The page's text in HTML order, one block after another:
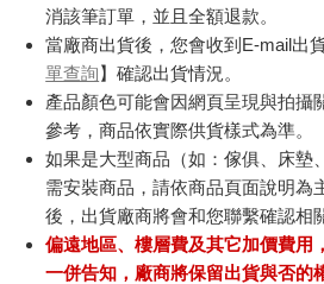
消該筆訂單，並且全額退款。
當廠商出貨後，您會收到E-mail出
單查詢】確認出貨情況。
產品顏色可能會因網頁呈現與拍攝
參考，商品依實際供貨樣式為準。
如果是大型商品（如：傢俱、床墊
需安裝商品，請依商品頁面說明為
後，出貨廠商將會和您聯繫確認相
偏遠地區、樓層費及其它加價費用
一併告知，廠商將保留出貨與否的